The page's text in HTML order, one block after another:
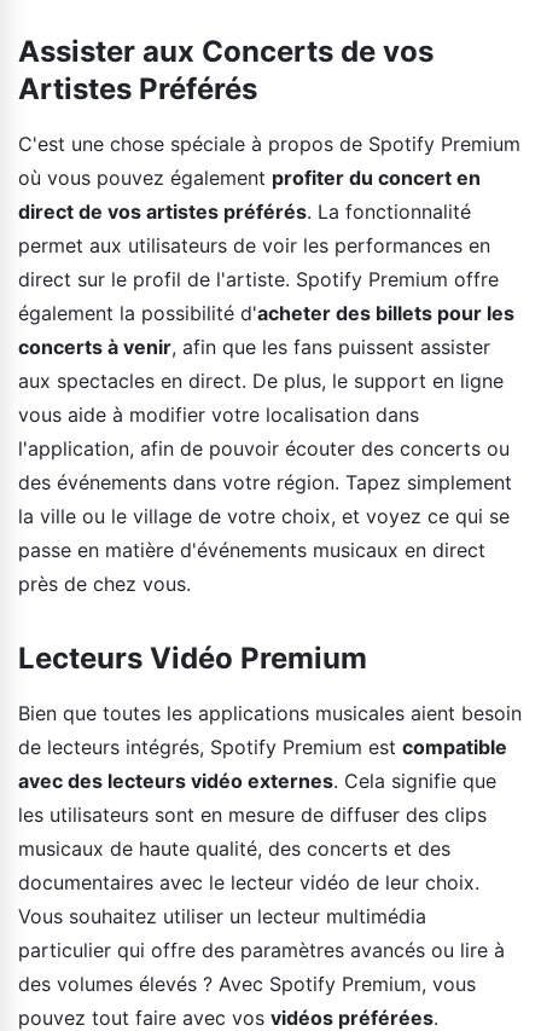
Assister aux Concerts de vos
Artistes Préférés
C'est une chose spéciale à propos de Spotify Premium
où vous pouvez également profiter du concert en
direct de vos artistes préférés. La fonctionnalité
permet aux utilisateurs de voir les performances en
direct sur le profil de l'artiste. Spotify Premium offre
également la possibilité d'acheter des billets pour les
concerts à venir, afin que les fans puissent assister
aux spectacles en direct. De plus, le support en ligne
vous aide à modifier votre localisation dans
l'application, afin de pouvoir écouter des concerts ou
des événements dans votre région. Tapez simplement
la ville ou le village de votre choix, et voyez ce qui se
passe en matière d'événements musicaux en direct
près de chez vous.
Lecteurs Vidéo Premium
Bien que toutes les applications musicales aient besoin
de lecteurs intégrés, Spotify Premium est compatible
avec des lecteurs vidéo externes. Cela signifie que
les utilisateurs sont en mesure de diffuser des clips
musicaux de haute qualité, des concerts et des
documentaires avec le lecteur vidéo de leur choix.
Vous souhaitez utiliser un lecteur multimédia
particulier qui offre des paramètres avancés ou lire à
des volumes élevés ? Avec Spotify Premium, vous
pouvez tout faire avec vos vidéos préférées.